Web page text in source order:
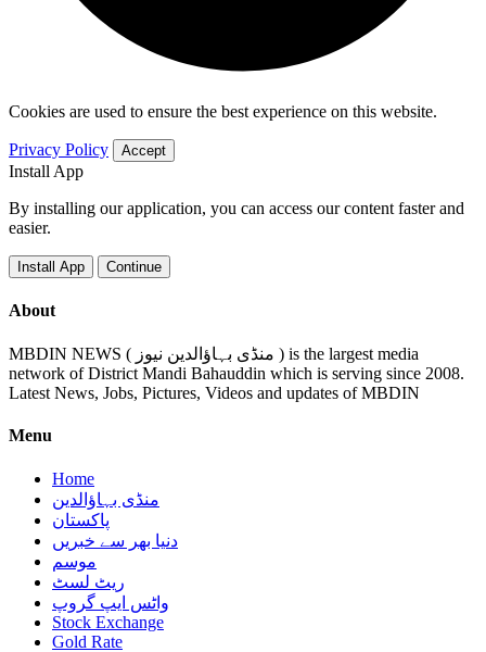
Cookies are used to ensure the best experience on this website.
Privacy Policy Accept
Install App
By installing our application, you can access our content faster and
easier.
Install App Continue
About
MBDIN NEWS ( منڈی بہاؤالدین نیوز ) is the largest media
network of District Mandi Bahauddin which is serving since 2008.
Latest News, Jobs, Pictures, Videos and updates of MBDIN
Menu
Home
منڈی بہاؤالدین
پاکستان
دنیا بھر سے خبریں
موسم
ریٹ لسٹ
واٹس ایپ گروپ
Stock Exchange
Gold Rate